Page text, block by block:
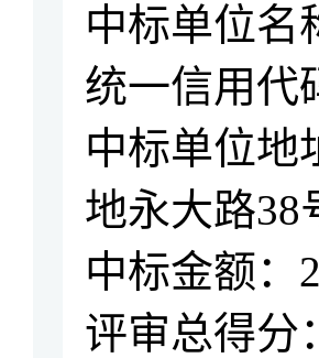
中标单位名
统一信用代
中标单位地
地永大路38
中标金额：
评审总得分：